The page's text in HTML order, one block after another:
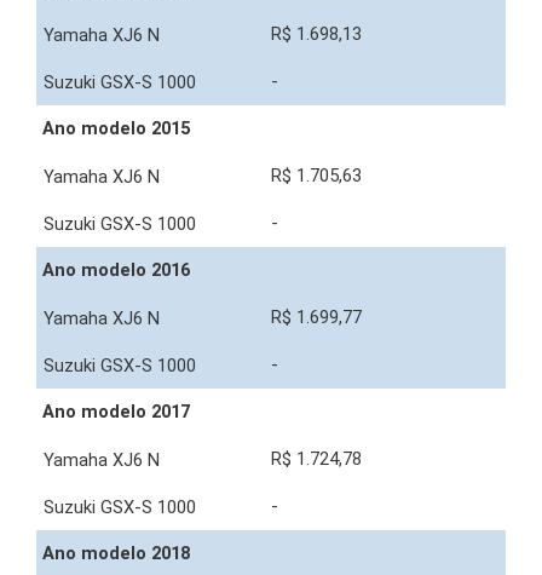
R$ 1.698,13
-
Ano modelo 2015
R$ 1.705,63
-
Ano modelo 2016
R$ 1.699,77
-
Ano modelo 2017
R$ 1.724,78
-
Ano modelo 2018